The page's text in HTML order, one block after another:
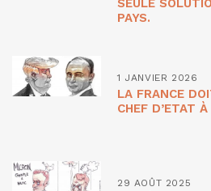
SEULE
PAYS.
1 JANVIER 2026
LA FRANCE
CHEF D’ETAT
29 AOÛT 2025